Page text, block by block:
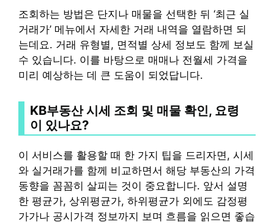
조회하는 방법은 단지나 매물을 선택한 뒤 ‘최근 실
거래가’ 메뉴에서 자세한 거래 내역을 열람하면 되
는데요. 거래 유형별, 면적별 상세 정보도 함께 보실
수 있습니다. 이를 바탕으로 매매나 전월세 가격을
미리 예상하는 데 큰 도움이 되었답니다.
KB부동산 시세 조회 및 매물 확인, 요령
이 있나요?
이 서비스를 활용할 때 한 가지 팁을 드리자면, 시세
와 실거래가를 함께 비교하면서 해당 부동산의 가격
동향을 꼼꼼히 살피는 것이 중요합니다. 앞서 설명
한 평균가, 상위평균가, 하위평균가 외에도 감정평
가가나 공시가격 정보까지 보며 흐름을 읽으면 좋습